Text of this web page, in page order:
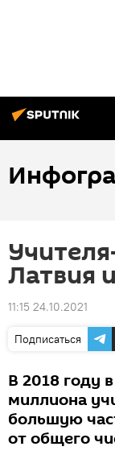
Латвия
11:15 24.10.2021
Подписаться
В 2018 году
миллиона
большую
от общего